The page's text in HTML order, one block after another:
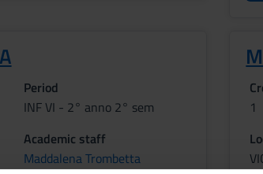
Period
INF VI - 2° anno 2° sem
Academic staff
Maddalena Trombetta
1